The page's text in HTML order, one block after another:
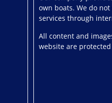
own boats. We do
services through
All content and
website are